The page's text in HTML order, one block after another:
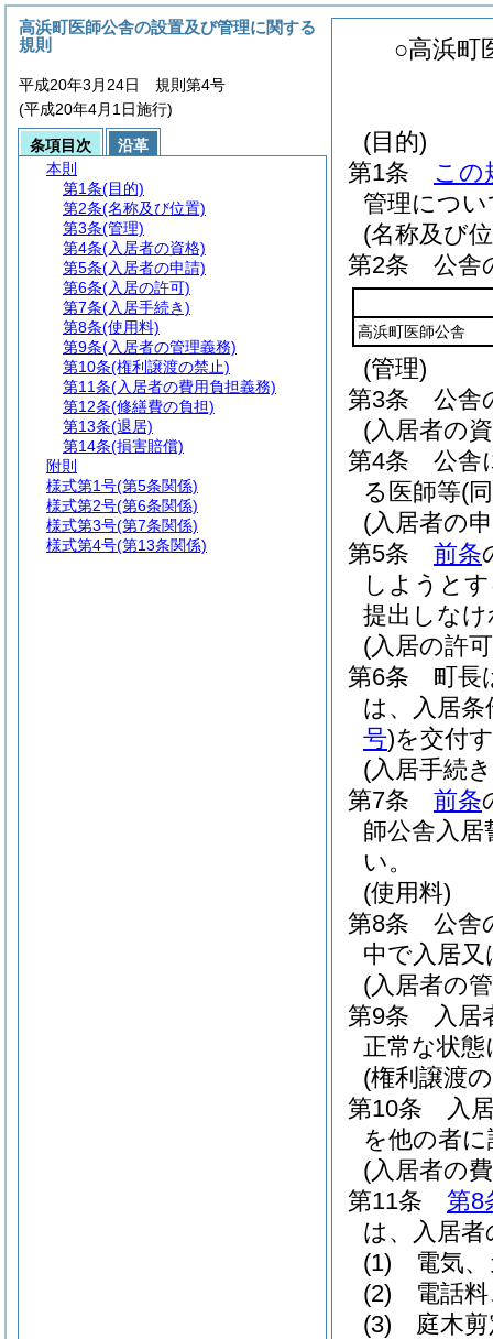
○高浜町
(目的)
第1条
この
管理につ
(名称及び
第2条
公舎
高浜町医師公舎
(管理)
第3条
公舎
(入居者の
第4条
公舎
る医師等(
(入居者の
第5条
前条
しようと
提出しな
(入居の許
第6条
町長
は、入居
号)を交付
(入居手続
第7条
前条
師公舎入居
い。
(使用料)
第8条
公舎
中で入居
(入居者の
第9条
入居
正常な状
(権利譲渡
第10条
入
を他の者
(入居者の
第11条
第8
は、入居
(1)
電気
(2)
電話
(3)
庭木
高浜町医師公舎の設置及び管理に関する
規則
平成20年3月24日 規則第4号
(平成20年4月1日施行)
条項目次
沿革
本則
第1条(目的)
第2条(名称及び位置)
第3条(管理)
第4条(入居者の資格)
第5条(入居者の申請)
第6条(入居の許可)
第7条(入居手続き)
第8条(使用料)
第9条(入居者の管理義務)
第10条(権利譲渡の禁止)
第11条(入居者の費用負担義務)
第12条(修繕費の負担)
第13条(退居)
第14条(損害賠償)
附則
様式第1号(第5条関係)
様式第2号(第6条関係)
様式第3号(第7条関係)
様式第4号(第13条関係)